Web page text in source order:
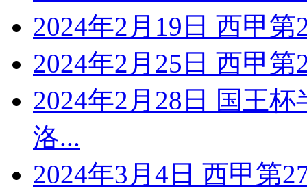
2024年2月19日 西甲
2024年2月25日 西甲
2024年2月28日 国王
洛...
2024年3月4日 西甲第